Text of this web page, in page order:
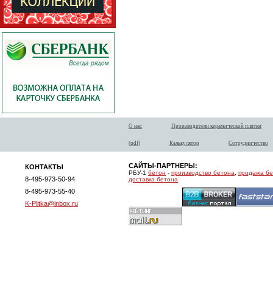
О нас Производители керамической плитки
(pdf) Калькулятор Сотрудничество
КОНТАКТЫ
8-495-973-50-94
8-495-973-55-40
K-Plitka@inbox.ru
САЙТЫ-ПАРТНЕРЫ:
РБУ-1 бетон - производство бетона
продажа
доставка бетона